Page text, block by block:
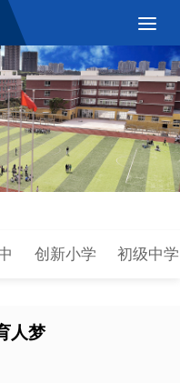
创新小学 初级中学
人梦